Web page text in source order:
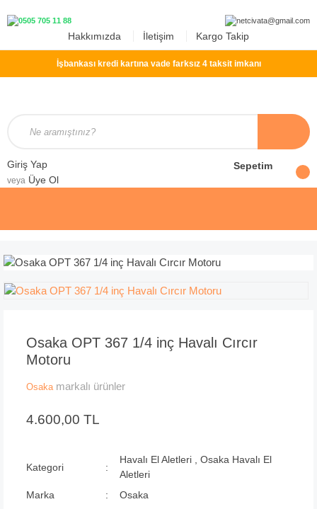
Hakkımızda İletişim Kargo Takip
İşbankası kredi kartına vade farksız 4 taksit imkanı
Giriş Yap
veya Üye Ol
Sepetim
Osaka OPT 367 1/4 inç Havalı Cırcır
Motoru
Osaka markalı ürünler
4.600,00 TL
Kategori
Havalı El Aletleri ,Osaka Havalı El
Aletleri
Marka
Osaka